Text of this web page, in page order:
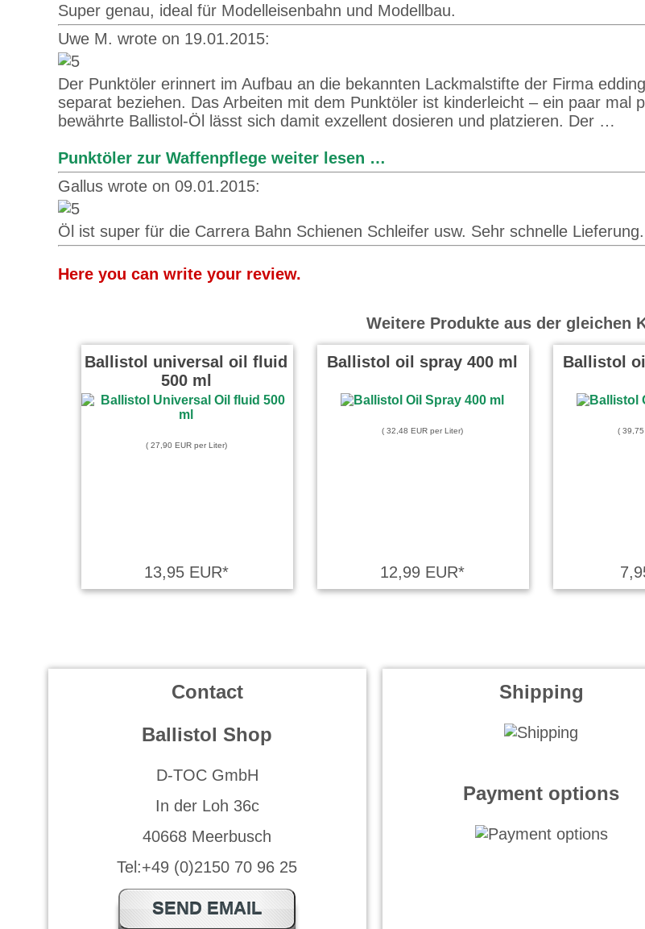
Super genau, ideal für Modelleisenbahn und Modellbau.
Uwe M. wrote on 19.01.2015:
Der Punktöler erinnert im Aufbau an die bekannten Lackmalstifte der Firma
separat beziehen. Das Arbeiten mit dem Punktöler ist kinderleicht – ein paar mal
bewährte Ballistol-Öl lässt sich damit exzellent dosieren und platzieren. Der …
Punktöler zur Waffenpflege weiter lesen …
Gallus wrote on 09.01.2015:
Öl ist super für die Carrera Bahn Schienen Schleifer usw. Sehr schnelle
Here you can write your review.
Weitere Produkte aus der gleichen
Ballistol universal oil fluid
500 ml
( 27,90 EUR per Liter)
13,95 EUR*
Ballistol oil spray 400 ml
( 32,48 EUR per Liter)
12,99 EUR*
Ballistol
( 39,75
Contact
Ballistol Shop
D-TOC GmbH
In der Loh 36c
40668 Meerbusch
Tel:+49 (0)2150 70 96 25
SEND EMAIL
Shipping
Payment options